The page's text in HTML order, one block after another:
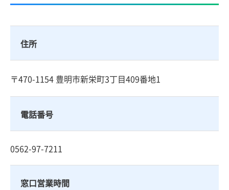
住所
〒470-1154 豊明市新栄町3丁目409番地1
電話番号
0562-97-7211
窓口営業時間